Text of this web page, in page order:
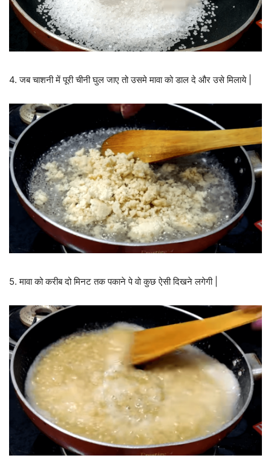
4. जब चाशनी में पूरी चीनी घुल जाए तो उसमे मावा को डाल दे और उसे मिलाये |
5. मावा को करीब दो मिनट तक पकाने पे वो कुछ ऐसी दिखने लगेगी |